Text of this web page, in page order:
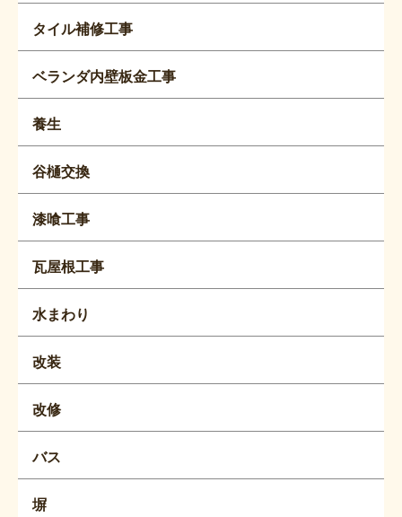
タイル補修工事
ベランダ内壁板金工事
養生
谷樋交換
漆喰工事
瓦屋根工事
水まわり
改装
改修
バス
塀